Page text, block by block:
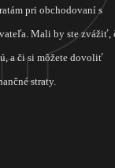
pri obchodovaní s
Mali by ste zvážiť,
a či si môžete dovoliť
straty.